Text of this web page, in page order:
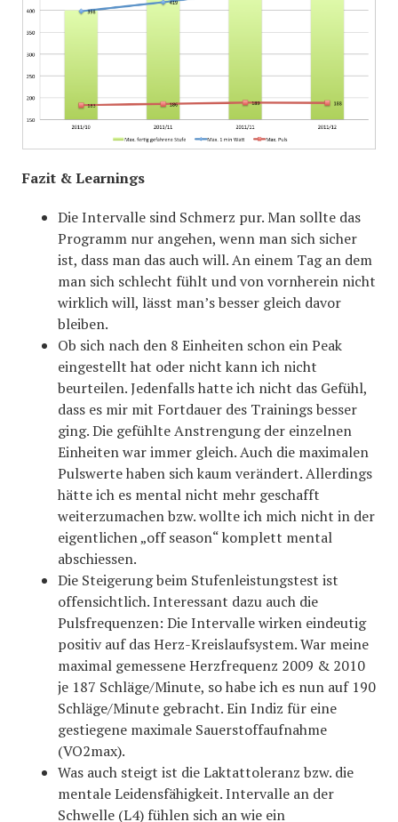
Fazit & Learnings
Die Intervalle sind Schmerz pur. Man sollte das
Programm nur angehen, wenn man sich sicher
ist, dass man das auch will. An einem Tag an dem
man sich schlecht fühlt und von vornherein nicht
wirklich will, lässt man’s besser gleich davor
bleiben.
Ob sich nach den 8 Einheiten schon ein Peak
eingestellt hat oder nicht kann ich nicht
beurteilen. Jedenfalls hatte ich nicht das Gefühl,
dass es mir mit Fortdauer des Trainings besser
ging. Die gefühlte Anstrengung der einzelnen
Einheiten war immer gleich. Auch die maximalen
Pulswerte haben sich kaum verändert. Allerdings
hätte ich es mental nicht mehr geschafft
weiterzumachen bzw. wollte ich mich nicht in der
eigentlichen „off season“ komplett mental
abschiessen.
Die Steigerung beim Stufenleistungstest ist
offensichtlich. Interessant dazu auch die
Pulsfrequenzen: Die Intervalle wirken eindeutig
positiv auf das Herz-Kreislaufsystem. War meine
maximal gemessene Herzfrequenz 2009 & 2010
je 187 Schläge/Minute, so habe ich es nun auf 190
Schläge/Minute gebracht. Ein Indiz für eine
gestiegene maximale Sauerstoffaufnahme
(VO2max).
Was auch steigt ist die Laktattoleranz bzw. die
mentale Leidensfähigkeit. Intervalle an der
Schwelle (L4) fühlen sich an wie ein